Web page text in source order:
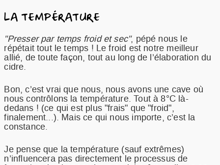
LA TEMPÉRATURE
"Presser par temps froid et sec", pépé nous le
répétait tout le temps ! Le froid est notre meilleur
allié, de toute façon, tout au long de l’élaboration du
cidre.
Bon, c’est vrai que nous, nous avons une cave où
nous contrôlons la température. Tout à 8°C là-
dedans ! (ce qui est plus "frais" que "froid",
finalement...). Mais ce qui nous importe, c’est la
constance.
Je pense que la température (sauf extrêmes)
n’influencera pas directement le processus de